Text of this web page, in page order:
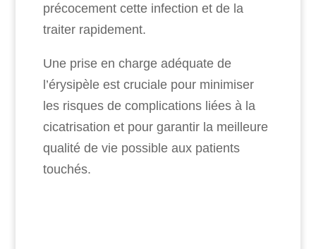
précocement cette infection et de la
traiter rapidement.
Une prise en charge adéquate de
l’érysipèle est cruciale pour minimiser
les risques de complications liées à la
cicatrisation et pour garantir la meilleure
qualité de vie possible aux patients
touchés.